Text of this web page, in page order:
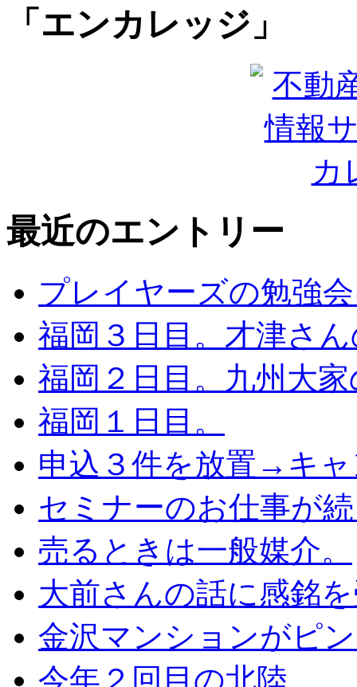
「エンカレッジ」
最近のエントリー
プレイヤーズの勉強
福岡３日目。才津さ
福岡２日目。九州大
福岡１日目。
申込３件を放置→キ
セミナーのお仕事が
売るときは一般媒介。
大前さんの話に感銘
金沢マンションがピ
今年２回目の北陸。